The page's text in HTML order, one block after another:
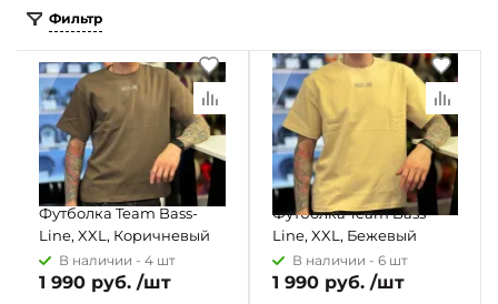
Фильтр
Футболка Team Bass-
Line, XXL, Коричневый
В наличии - 4 шт
1 990 руб. /шт
Футболка Team Bass-
Line, XXL, Бежевый
В наличии - 6 шт
1 990 руб. /шт